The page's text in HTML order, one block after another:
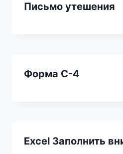
Письмо утешения
Форма С-4
Excel Заполнить